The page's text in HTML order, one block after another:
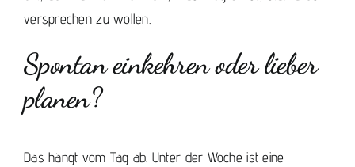
versprechen zu wollen.
Spontan einkehren oder lieber
planen?
Das hängt vom Tag ab. Unter der Woche ist eine